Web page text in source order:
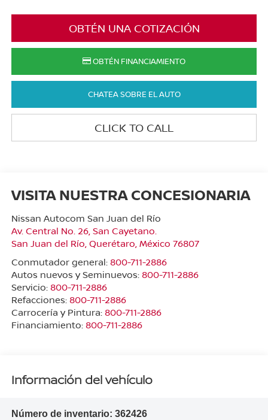
OBTÉN UNA COTIZACIÓN
OBTÉN FINANCIAMIENTO
CHATEA SOBRE EL AUTO
CLICK TO CALL
VISITA NUESTRA CONCESIONARIA
Nissan Autocom San Juan del Río
Av. Central No. 26, San Cayetano.
San Juan del Río, Querétaro, México 76807
Conmutador general: 800-711-2886
Autos nuevos y Seminuevos: 800-711-2886
Servicio: 800-711-2886
Refacciones: 800-711-2886
Carrocería y Pintura: 800-711-2886
Financiamiento: 800-711-2886
Información del vehículo
Número de inventario: 362426